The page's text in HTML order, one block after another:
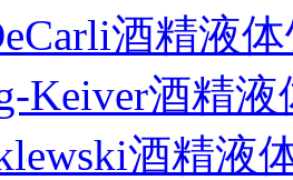
酒精液
Keiver酒精
酒精液